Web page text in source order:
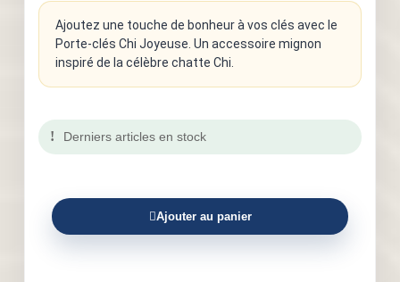
Ajoutez une touche de bonheur à vos clés avec le
Porte-clés Chi Joyeuse. Un accessoire mignon
inspiré de la célèbre chatte Chi.
Derniers articles en stock
Ajouter au panier